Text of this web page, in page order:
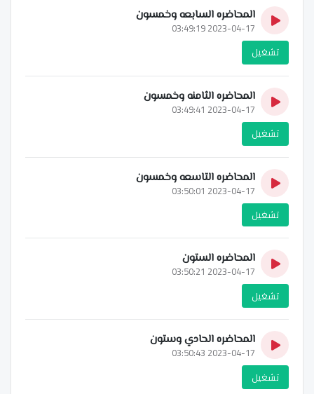
المحاضره السابعه وخمسون
2023-04-17 03:49:19
تشغيل
المحاضره الثامنه وخمسون
2023-04-17 03:49:41
تشغيل
المحاضره التاسعه وخمسون
2023-04-17 03:50:01
تشغيل
المحاضره الستون
2023-04-17 03:50:21
تشغيل
المحاضره الحادي وستون
2023-04-17 03:50:43
تشغيل